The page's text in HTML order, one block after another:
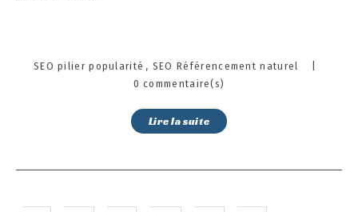
Categories
SEO pilier popularité SEO Référencement naturel
0 commentaire(s)
Lire la suite